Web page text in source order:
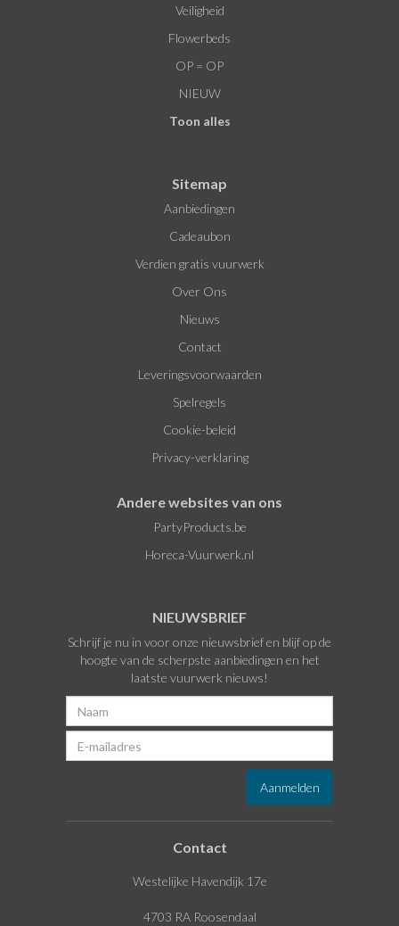
Veiligheid
Flowerbeds
OP = OP
NIEUW
Toon alles
Sitemap
Aanbiedingen
Cadeaubon
Verdien gratis vuurwerk
Over Ons
Nieuws
Contact
Leveringsvoorwaarden
Spelregels
Cookie-beleid
Privacy-verklaring
Andere websites van ons
PartyProducts.be
Horeca-Vuurwerk.nl
NIEUWSBRIEF
Schrijf je nu in voor onze nieuwsbrief en blijf op de
hoogte van de scherpste aanbiedingen en het
laatste vuurwerk nieuws!
Contact
Westelijke Havendijk 17e
4703 RA Roosendaal